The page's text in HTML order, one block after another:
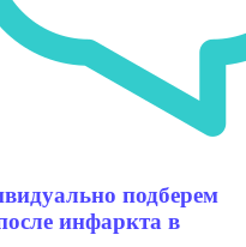
подберем
инфаркта в